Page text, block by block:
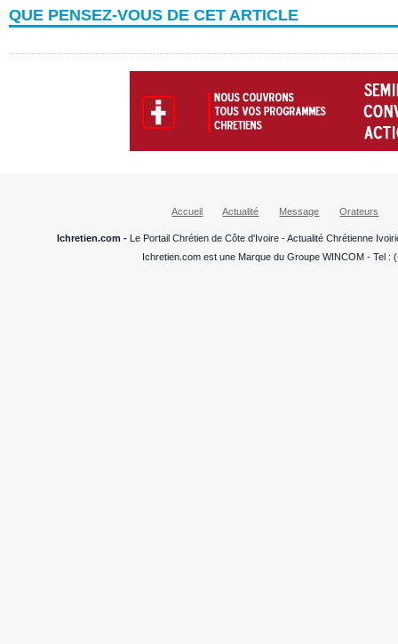
QUE PENSEZ-VOUS DE CET ARTICLE
Accueil Actualité Message Orateurs
Ichretien.com - Le Portail Chrétien de Côte d'Ivoire - Actualité Chrétienne
Ichretien.com est une Marque du Groupe WINCOM - Tel :